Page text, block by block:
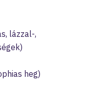
lázzal-,
heg)